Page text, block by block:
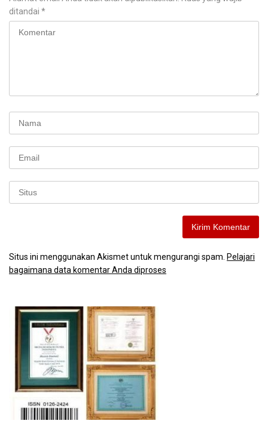
ditandai *
Situs ini menggunakan Akismet untuk mengurangi spam. Pelajari
bagaimana data komentar Anda diproses